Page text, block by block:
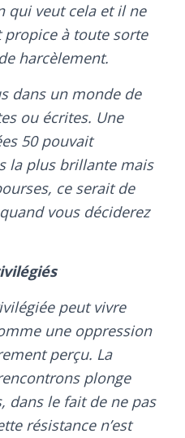
qui veut cela et il ne
à toute sorte
harcèlement.
dans un monde de
ou écrites. Une
50 pouvait
la plus brillante mais
ce serait de
vous déciderez
peut vivre
une oppression
perçu. La
plonge
dans le fait de ne pas
résistance n’est